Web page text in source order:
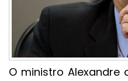
O ministro Alexandre